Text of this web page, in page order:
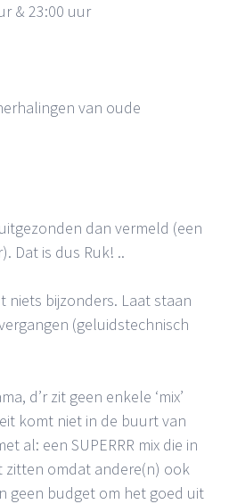
& 23:00 uur
van oude
dan vermeld (een
Dat is dus Ruk! ..
niets bijzonders. Laat staan
(geluidstechnisch
d’r zit geen enkele ‘mix’
komt niet in de buurt van
al: een SUPERRR mix die in
zitten omdat andere(n) ook
geen budget om het goed uit